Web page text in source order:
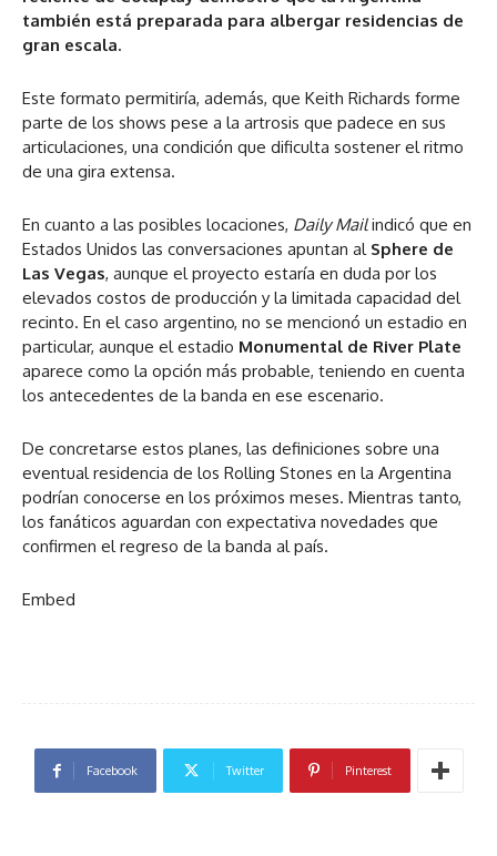
también está preparada para albergar residencias de
gran escala.
Este formato permitiría, además, que Keith Richards forme
parte de los shows pese a la artrosis que padece en sus
articulaciones, una condición que dificulta sostener el ritmo
de una gira extensa.
En cuanto a las posibles locaciones, Daily Mailindicó que en
Estados Unidos las conversaciones apuntan al Sphere de
Las Vegas, aunque el proyecto estaría en duda por los
elevados costos de producción y la limitada capacidad del
recinto. En el caso argentino, no se mencionó un estadio en
particular, aunque el estadio Monumental de River Plate
aparece como la opción más probable, teniendo en cuenta
los antecedentes de la banda en ese escenario.
De concretarse estos planes, las definiciones sobre una
eventual residencia de los Rolling Stones en la Argentina
podrían conocerse en los próximos meses. Mientras tanto,
los fanáticos aguardan con expectativa novedades que
confirmen el regreso de la banda al país.
Embed
Facebook Twitter Pinterest